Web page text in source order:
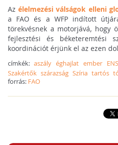
Azélelmezési válságok elleni
a FAO és a WFP indított
törekvésnek a motorjává, hogy
fejlesztési és béketeremtési
koordinációt érjünk el az ezen
címkék: aszály éghajlat ember
Szakértők szárazság Szíria tartós
forrás: FAO